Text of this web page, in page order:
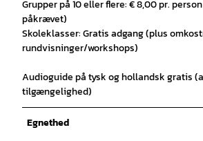
Grupper på 10 eller flere: € 8,00 pr.
påkrævet)
Skoleklasser: Gratis adgang (plus
rundvisninger/workshops)
Audioguide på tysk og hollandsk gratis
tilgængelighed)
Egnethed